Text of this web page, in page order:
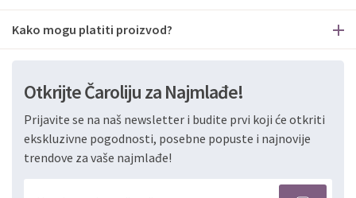
Kako mogu platiti proizvod?
Otkrijte Čaroliju za Najmlađe!
Prijavite se na naš newsletter i budite prvi koji će otkriti
ekskluzivne pogodnosti, posebne popuste i najnovije
trendove za vaše najmlađe!